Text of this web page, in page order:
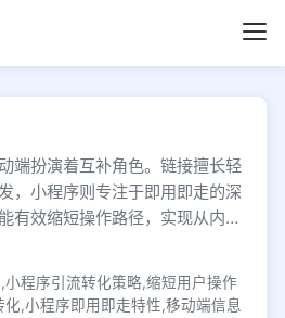
- 第65页 -
端扮演着互补角色。链接擅长轻
，小程序则专注于即用即走的深
有效缩短操作路径，实现从内容
小程序引流转化策略,缩短用户操作
,小程序即用即走特性,移动端信息